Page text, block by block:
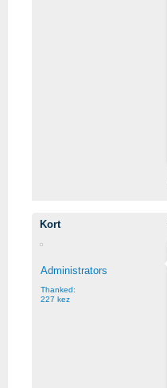
Kort
Administrators
Thanked:
227 kez